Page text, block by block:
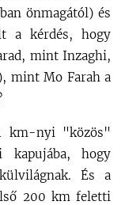
önmagától) és
a kérdés, hogy
mint Inzaghi,
mint Mo Farah a
km-nyi "közös"
kapujába, hogy
És a
200 km feletti